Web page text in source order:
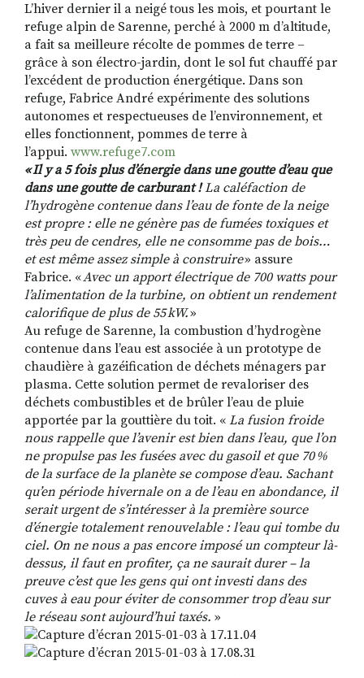
FACEBOOKINSTAGRAM
LINKEDINYOUTUBE
L’hiver dernier il a neigé tous les mois, et pourtant le
refuge alpin de Sarenne, perché à 2000 m d’altitude,
a fait sa meilleure récolte de pommes de terre –
grâce à son électro-jardin, dont le sol fut chauffé par
l’excédent de production énergétique. Dans son
refuge, Fabrice André expérimente des solutions
autonomes et respectueuses de l’environnement, et
elles fonctionnent, pommes de terre à
l’appui. www.refuge7.com
«Il y a 5 fois plus d’énergie dans une goutte d’eau que
dans une goutte de carburant !La caléfaction de
l’hydrogène contenue dans l’eau de fonte de la neige
est propre : elle ne génère pas de fumées toxiques et
très peu de cendres, elle ne consomme pas de bois…
et est même assez simple à construire» assure
Fabrice. «Avec un apport électrique de 700 watts pour
l’alimentation de la turbine, on obtient un rendement
calorifique de plus de 55 kW.»
Au refuge de Sarenne, la combustion d’hydrogène
contenue dans l’eau est associée à un prototype de
chaudière à gazéification de déchets ménagers par
plasma. Cette solution permet de revaloriser des
déchets combustibles et de brûler l’eau de pluie
apportée par la gouttière du toit. « La fusion froide
nous rappelle que l’avenir est bien dans l’eau, que l’on
ne propulse pas les fusées avec du gasoil et que 70 %
de la surface de la planète se compose d’eau. Sachant
qu’en période hivernale on a de l’eau en abondance, il
serait urgent de s’intéresser à la première source
d’énergie totalement renouvelable : l’eau qui tombe du
ciel. On ne nous a pas encore imposé un compteur là-
dessus, il faut en profiter, ça ne saurait durer – la
preuve c’est que les gens qui ont investi dans des
cuves à eau pour éviter de consommer trop d’eau sur
le réseau sont aujourd’hui taxés. »